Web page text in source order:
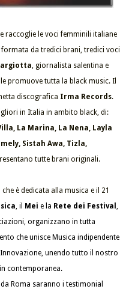
raccoglie le voci femminili italiane
da tredici brani, tredici voci
, giornalista salentina e
promuove tutta la black music. Il
discografica Irma Records.
in Italia in ambito black, di:
La Marina, La Nena, Layla
Sistah Awa, Tizla,
tutte brani originali.
è dedicata alla musica e il 21
, il Mei e la Rete dei Festival ,
organizzano in tutta
che unisce Musica indipendente
unendo tutto il nostro
contemporanea.
da Roma saranno i testimonial